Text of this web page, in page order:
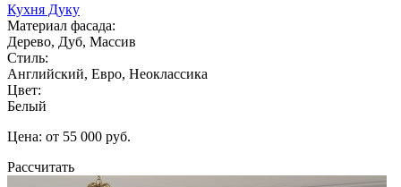
Кухня Дуку
Материал фасада:
Дерево, Дуб, Массив
Стиль:
Английский, Евро, Неоклассика
Цвет:
Белый
Цена: от 55 000 руб.
Рассчитать